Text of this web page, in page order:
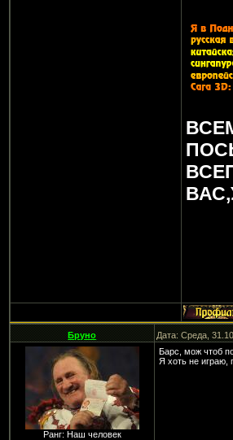
Бруно Дата: Среда,
Ранг: Наш человек
Барс, мож чтоб
Я хоть не играю,